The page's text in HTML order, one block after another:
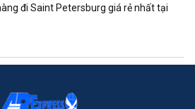
đi Saint Petersburg giá rẻ nhất tại